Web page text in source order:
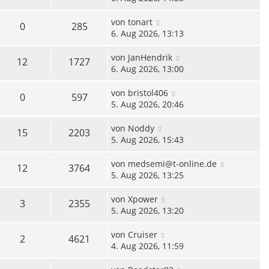
0 285 von tonart
6. Aug 2026, 13:13
12 1727 von JanHendrik
6. Aug 2026, 13:00
0 597 von bristol406
5. Aug 2026, 20:46
15 2203 von Noddy
5. Aug 2026, 15:43
12 3764 von medsemi@t-online.de
5. Aug 2026, 13:25
3 2355 von Xpower
5. Aug 2026, 13:20
2 4621 von Cruiser
4. Aug 2026, 11:59